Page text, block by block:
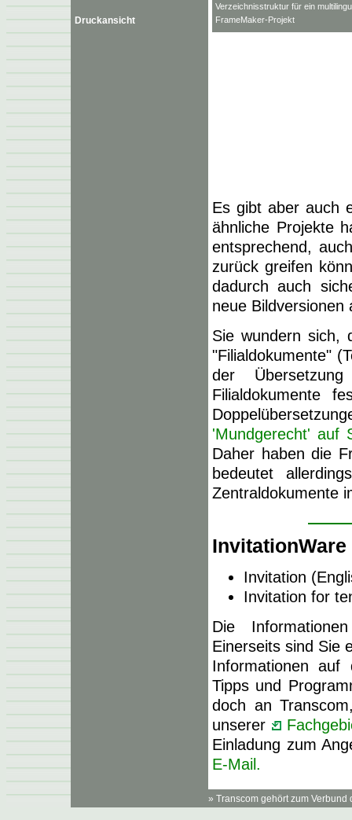
Druckansicht
Verzeichnisstruktur für ein
FrameMaker-Projekt
Es gibt aber auch
ähnliche Projekte
entsprechend,
zurück greifen
dadurch auch
neue Bildversionen
Sie wundern sich,
"Filialdokumente"
der
Filialdokumente
'Mundgerecht' auf
Daher haben die
bedeutet
Zentraldokumente
InvitationWare
Invitation
Invitation for
Die
Einerseits sind Sie
Informationen
Tipps und
doch an
unserer
Einladung zum
E-Mail.
» Transcom gehört zum Verbund